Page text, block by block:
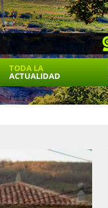
TODA LA
ACTUALIDAD